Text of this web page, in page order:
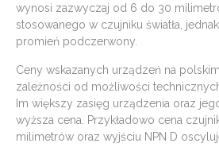
wynosi zazwyczaj od 6 do 30
stosowanego w czujniku światła,
promień podczerwony.
Ceny wskazanych urządzeń na
zależności od możliwości
Im większy zasięg urządzenia oraz
wyższa cena. Przykładowo cena
milimetrów oraz wyjściu NPN D